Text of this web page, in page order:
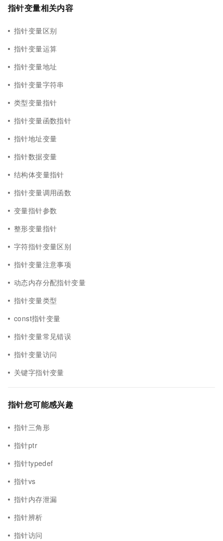
指针变量相关内容
指针变量区别
指针变量运算
指针变量地址
指针变量字符串
类型变量指针
指针变量函数指针
指针地址变量
指针数据变量
结构体变量指针
指针变量调用函数
变量指针参数
整形变量指针
字符指针变量区别
指针变量注意事项
动态内存分配指针变量
指针变量类型
const指针变量
指针变量常见错误
指针变量访问
关键字指针变量
指针您可能感兴趣
指针三角形
指针ptr
指针typedef
指针vs
指针内存泄漏
指针辨析
指针访问